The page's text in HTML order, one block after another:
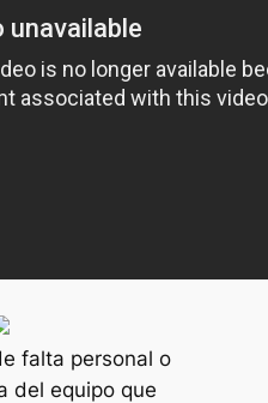
falta personal o
del equipo que